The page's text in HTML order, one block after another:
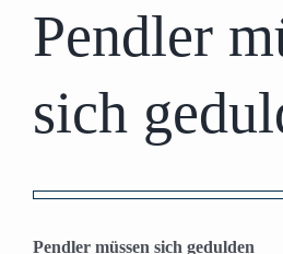
Pendler
sich
grösseres
Pendler müssen sich gedulden